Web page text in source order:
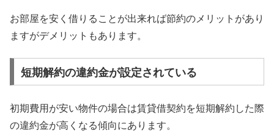
お部屋を安く借りることが出来れば節約のメリットがあり
ますがデメリットもあります。
短期解約の違約金が設定されている
初期費用が安い物件の場合は賃貸借契約を短期解約した際
の違約金が高くなる傾向にあります。